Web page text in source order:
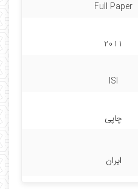
Full Paper
2011
ISI
چاپی
ایران